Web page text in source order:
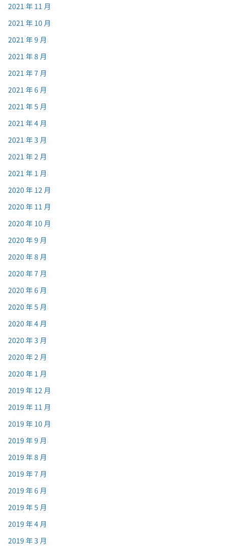
2021 年 11 月
2021 年 10 月
2021 年 9 月
2021 年 8 月
2021 年 7 月
2021 年 6 月
2021 年 5 月
2021 年 4 月
2021 年 3 月
2021 年 2 月
2021 年 1 月
2020 年 12 月
2020 年 11 月
2020 年 10 月
2020 年 9 月
2020 年 8 月
2020 年 7 月
2020 年 6 月
2020 年 5 月
2020 年 4 月
2020 年 3 月
2020 年 2 月
2020 年 1 月
2019 年 12 月
2019 年 11 月
2019 年 10 月
2019 年 9 月
2019 年 8 月
2019 年 7 月
2019 年 6 月
2019 年 5 月
2019 年 4 月
2019 年 3 月